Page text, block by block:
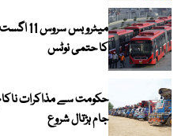
میٹرو
کا حتمی نوٹس
حکومت سے مذاکرات
جام ہڑتال شروع